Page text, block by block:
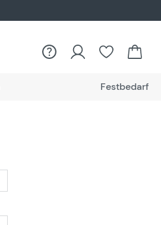
Festbedarf